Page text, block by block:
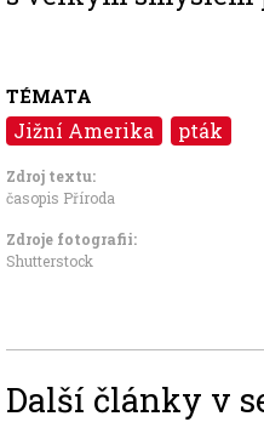
TÉMATA
Jižní Amerika pták
Zdroj textu:
časopis Příroda
Zdroje fotografii:
Shutterstock
Další články v